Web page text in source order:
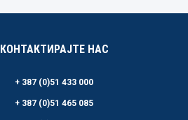
КОНТАКТИРАЈТЕ НАС
+ 387 (0)51 433 000
+ 387 (0)51 465 085